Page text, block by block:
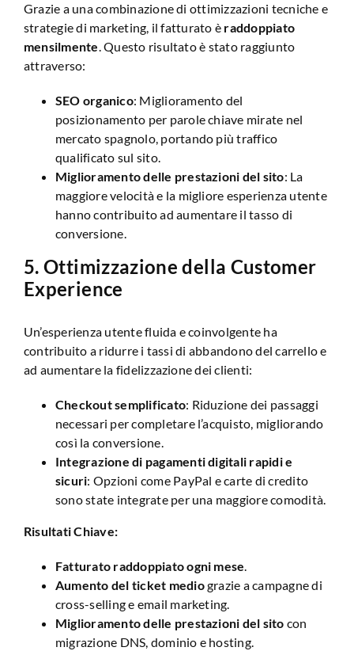
Grazie a una combinazione di ottimizzazioni tecniche e
strategie di marketing, il fatturato è raddoppiato
mensilmente. Questo risultato è stato raggiunto
attraverso:
SEO organico: Miglioramento del
posizionamento per parole chiave mirate nel
mercato spagnolo, portando più traffico
qualificato sul sito.
Miglioramento delle prestazioni del sito: La
maggiore velocità e la migliore esperienza utente
hanno contribuito ad aumentare il tasso di
conversione.
5.Ottimizzazione della Customer
Experience
Un’esperienza utente fluida e coinvolgente ha
contribuito a ridurre i tassi di abbandono del carrello e
ad aumentare la fidelizzazione dei clienti:
Checkout semplificato: Riduzione dei passaggi
necessari per completare l’acquisto, migliorando
così la conversione.
Integrazione di pagamenti digitali rapidi e
sicuri: Opzioni come PayPal e carte di credito
sono state integrate per una maggiore comodità.
Risultati Chiave:
Fatturato raddoppiato ogni mese.
Aumento del ticket mediograzie a campagne di
cross-selling e email marketing.
Miglioramento delle prestazioni del sito con
migrazione DNS, dominio e hosting.